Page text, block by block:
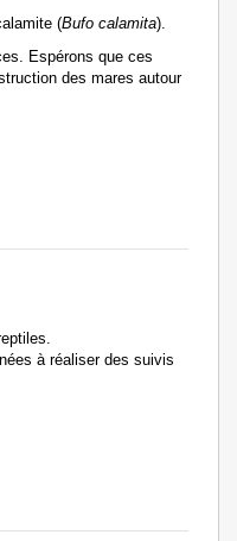
(Bufo calamita).
Espérons que ces
des mares autour
à réaliser des suivis